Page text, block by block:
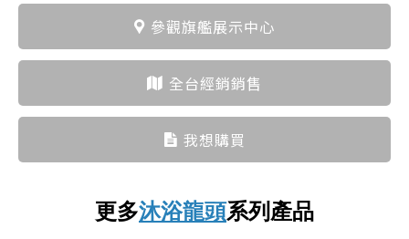
參觀旗艦展示中心
全台經銷銷售
我想購買
更多沐浴龍頭系列產品